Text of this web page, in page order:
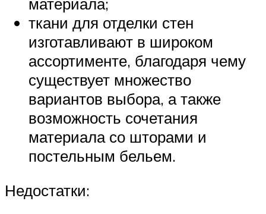
ткани для отделки стен
изготавливают в широком
ассортименте, благодаря чему
существует множество
вариантов выбора, а также
возможность сочетания
материала со шторами и
постельным бельем.
Недостатки: